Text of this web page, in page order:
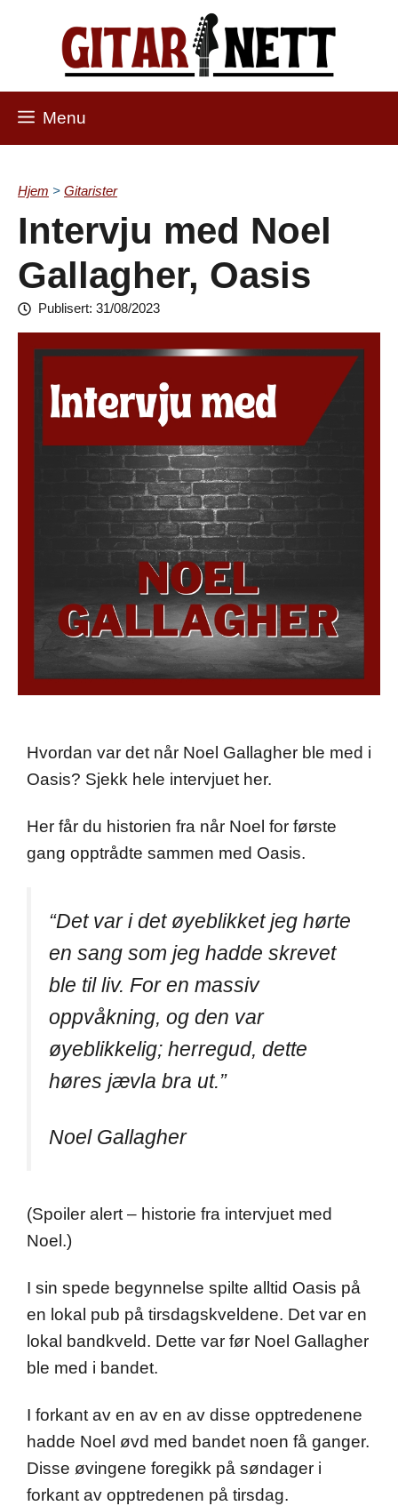
Menu
Hjem > Gitarister
Intervju med Noel
Gallagher, Oasis
Publisert: 31/08/2023
Hvordan var det når Noel Gallagher ble med i
Oasis? Sjekk hele intervjuet her.
Her får du historien fra når Noel for første
gang opptrådte sammen med Oasis.
“Det var i det øyeblikket jeg hørte
en sang som jeg hadde skrevet
ble til liv. For en massiv
oppvåkning, og den var
øyeblikkelig; herregud, dette
høres jævla bra ut.”
Noel Gallagher
(Spoiler alert – historie fra intervjuet med
Noel.)
I sin spede begynnelse spilte alltid Oasis på
en lokal pub på tirsdagskveldene. Det var en
lokal bandkveld. Dette var før Noel Gallagher
ble med i bandet.
I forkant av en av en av disse opptredenene
hadde Noel øvd med bandet noen få ganger.
Disse øvingene foregikk på søndager i
forkant av opptredenen på tirsdag.